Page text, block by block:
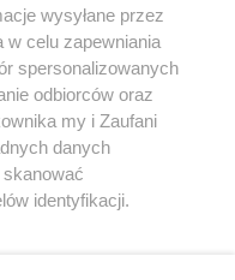
Toronto.
Świątek w
wysyłane przez
w celu zapewniania
spersonalizowanych
odbiorców oraz
my i Zaufani
danych
identyfikacji.